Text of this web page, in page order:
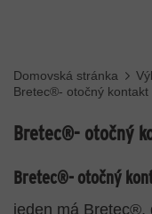
Domovská stránka
Bretec®- otočný kontakt
Bretec®- otočný
Bretec®- otočný
jeden má Bretec®,